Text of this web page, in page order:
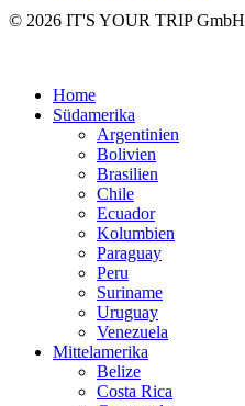
© 2026 IT'S YOUR TRIP GmbH
Home
Südamerika
Argentinien
Bolivien
Brasilien
Chile
Ecuador
Kolumbien
Paraguay
Peru
Suriname
Uruguay
Venezuela
Mittelamerika
Belize
Costa Rica